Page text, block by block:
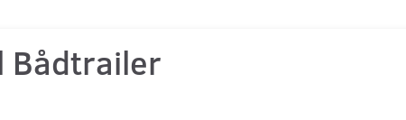
Bådtrailer